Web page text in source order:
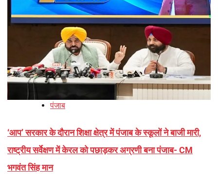
पंजाब
‘आप’ सरकार के दौरान शिक्षा क्षेत्र में पंजाब के स्कूलों ने बाजी मारी,
राष्ट्रीय सर्वेक्षण में केरल को पछाड़कर अग्रणी बना पंजाब- CM
भगवंत सिंह मान